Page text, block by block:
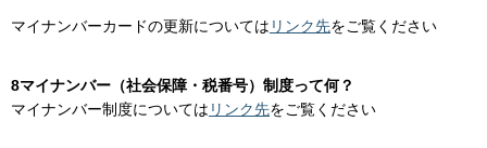
マイナンバーカードの更新については リンク先をご覧ください
8マイナンバー（社会保障・税番号）制度って何？
マイナンバー制度については リンク先をご覧ください